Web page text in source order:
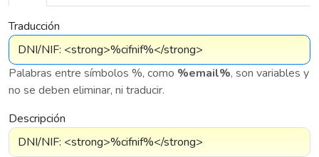
Traducción
Palabras entre símbolos %, como %email%, son variables y
no se deben eliminar, ni traducir.
Descripción